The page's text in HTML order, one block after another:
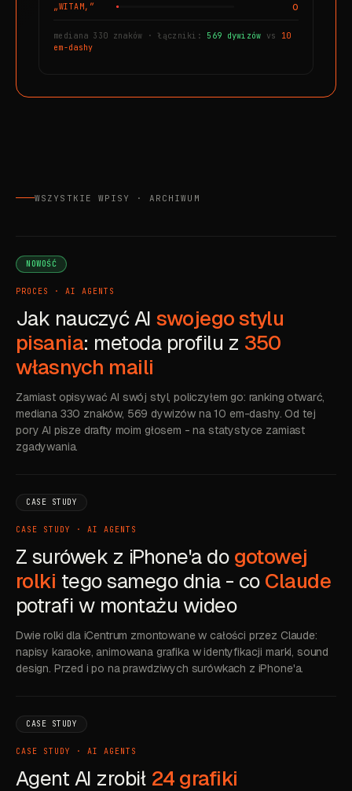
„WITAM,” 0
mediana 330 znaków · łączniki: 569 dywizów vs 10
em-dashy
WSZYSTKIE WPISY · ARCHIWUM
PROCES · AI AGENTS
Jak nauczyć AIswojego stylu
pisania: metoda profilu z 350
własnych maili
Zamiast opisywać AI swój styl, policzyłem go: ranking otwarć,
mediana 330 znaków, 569 dywizów na 10 em-dashy. Od tej
pory AI pisze drafty moim głosem - na statystyce zamiast
zgadywania.
NOWOŚĆ
CASE STUDY · AI AGENTS
Z surówek z iPhone'a do gotowej
rolki tego samego dnia - co Claude
potrafi w montażu wideo
Dwie rolki dla iCentrum zmontowane w całości przez Claude:
napisy karaoke, animowana grafika w identyfikacji marki, sound
design. Przed i po na prawdziwych surówkach z iPhone'a.
CASE STUDY
CASE STUDY · AI AGENTS
Agent AI zrobił 24 grafiki
CASE STUDY